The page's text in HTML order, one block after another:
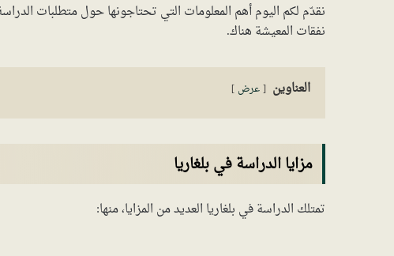
نقدّم لكم اليوم أهم المعلومات التي تحتاجونها حول متطلبات
نفقات المعيشة هناك.
العناوين عرض
مزايا الدراسة في بلغاريا
تمتلك الدراسة في بلغاريا العديد من المزايا، منها: